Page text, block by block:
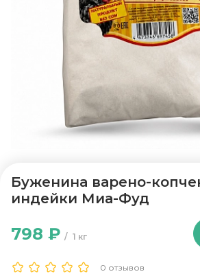
Буженина варено-
индейки Миа-Фуд
0 отзывов
1 кг
798 ₽